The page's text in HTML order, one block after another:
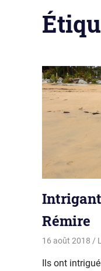
Rémire
16 août 2018
Ils ont